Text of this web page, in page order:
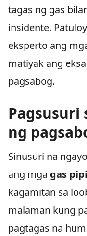
tagas ng gas
insidente.
eksperto ang
matiyak ang
pagsabog.
Pagsusuri
ng
Sinusuri na
ang mga gas
kagamitan sa
malaman kung
pagtagas na